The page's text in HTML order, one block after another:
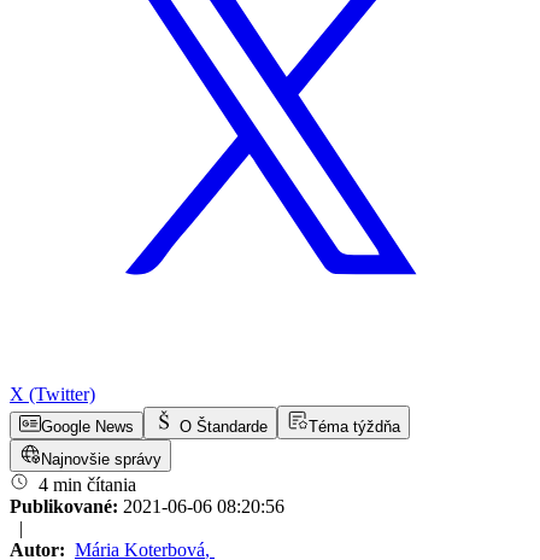
X (Twitter)
Google News O Štandarde
Téma týždňa
Najnovšie správy
4 min čítania
Publikované: 2021-06-06 08:20:56
|
Autor: Mária Koterbová,